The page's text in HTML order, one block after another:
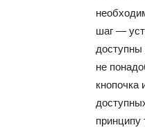
шаг —
доступны
не
кнопочка
принципу